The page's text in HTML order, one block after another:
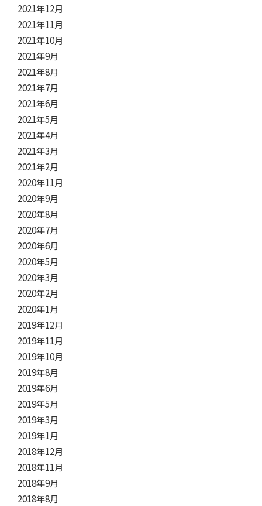
2021年12月
2021年11月
2021年10月
2021年9月
2021年8月
2021年7月
2021年6月
2021年5月
2021年4月
2021年3月
2021年2月
2020年11月
2020年9月
2020年8月
2020年7月
2020年6月
2020年5月
2020年3月
2020年2月
2020年1月
2019年12月
2019年11月
2019年10月
2019年8月
2019年6月
2019年5月
2019年3月
2019年1月
2018年12月
2018年11月
2018年9月
2018年8月